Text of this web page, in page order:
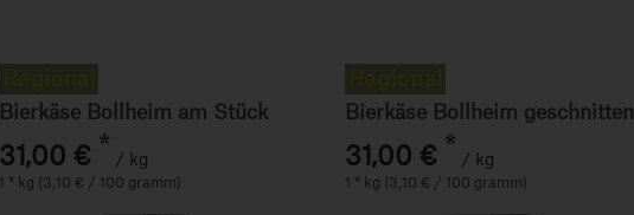
Bierkäse Bollheim am Stück
31,00 € * / kg
1 * kg (3,10 € / 100 gramm)
Bierkäse Bollheim geschnitten
31,00 € * / kg
1 * kg (3,10 € / 100 gramm)